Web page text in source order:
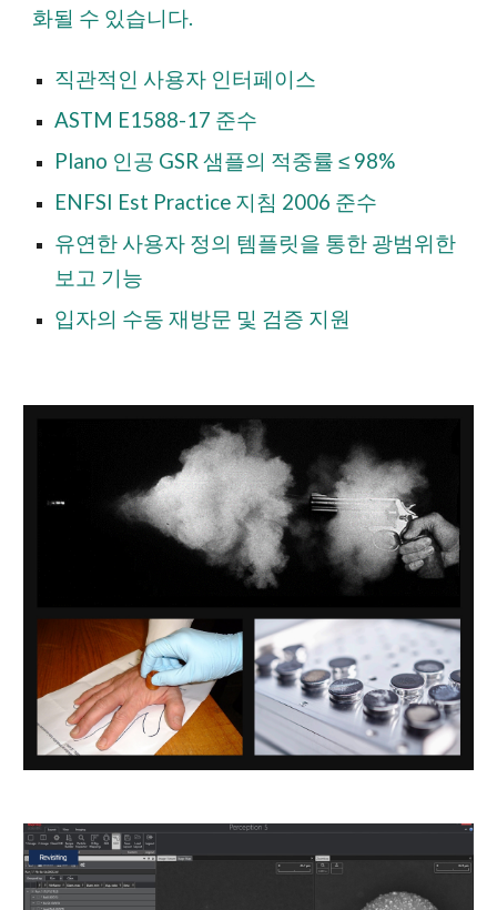
화될 수 있습니다.
직관적인 사용자 인터페이스
ASTM E1588-17 준수
Plano 인공 GSR 샘플의 적중률 ≤ 98%
ENFSI Est Practice 지침 2006 준수
유연한 사용자 정의 템플릿을 통한 광범위한
보고 기능
입자의 수동 재방문 및 검증 지원